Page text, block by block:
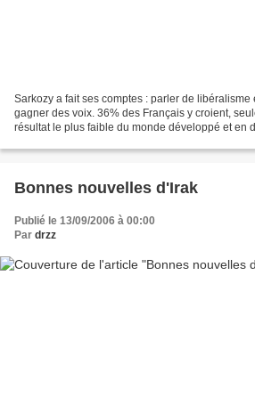
Sarkozy a fait ses comptes : parler de
gagner des voix. 36% des Français y croient,
résultat le plus faible du monde développé et en
Bonnes nouvelles d'Irak
Publié le 13/09/2006 à 00:00
Par drzz